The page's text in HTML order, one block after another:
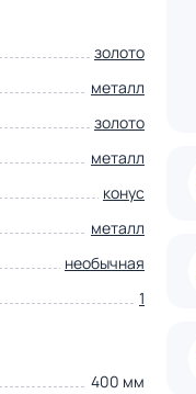
золото
металл
золото
металл
конус
металл
необычная
1
400 мм